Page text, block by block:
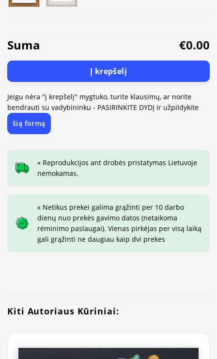
Suma €0.00
Į krepšelį
Jeigu nėra "į krepšelį" mygtuko, turite klausimų, ar norite
bendrauti su vadybininku - PASIRINKITE DYDĮ ir užpildykite
šią formą
« Reprodukcijos ant drobės pristatymas Lietuvoje
nemokamas.
« Netikus prekei galima grąžinti per 10 darbo
dienų nuo prekės gavimo datos (netaikoma
rėminimo paslaugai). Vienas pirkėjas per visą laiką
gali grąžinti ne daugiau kaip dvi prekes
Kiti Autoriaus Kūriniai: